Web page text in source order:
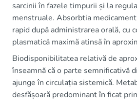
sarcinii în fazele timpurii și la
menstruale. Absorbtia
rapid după administrarea orală, cu
plasmatică maximă atinsă în
Biodisponibilitatea relativă de
înseamnă că o parte semnificativă
ajunge în circulația sistemică.
desfășoară predominant în ficat